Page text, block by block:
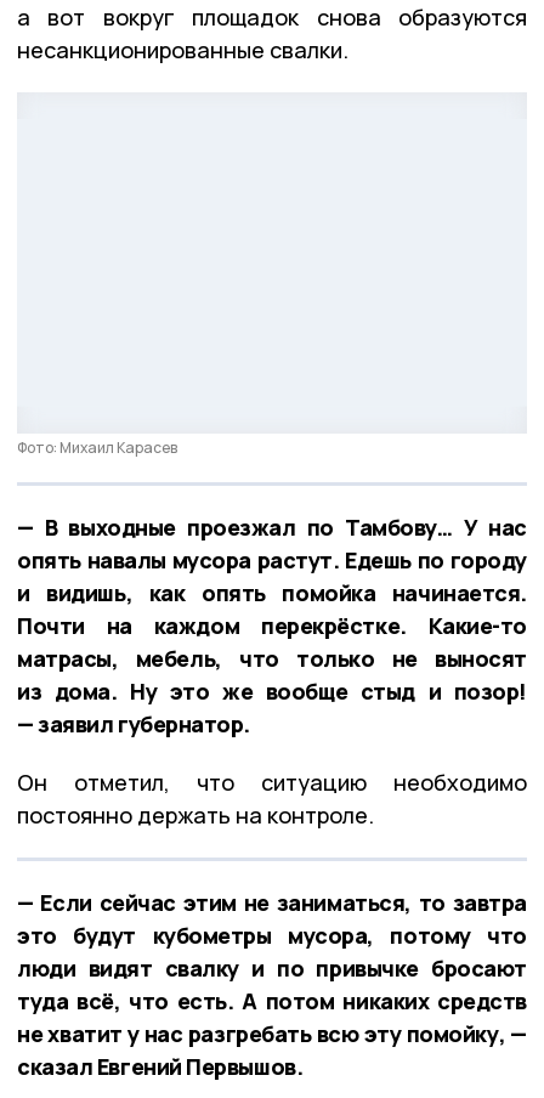
а вот вокруг площадок снова образуются
несанкционированные свалки.
Фото: Михаил Карасев
— В выходные проезжал по Тамбову… У нас
опять навалы мусора растут. Едешь по городу
и видишь, как опять помойка начинается.
Почти на каждом перекрёстке. Какие-то
матрасы, мебель, что только не выносят
из дома. Ну это же вообще стыд и позор!
— заявил губернатор.
Он отметил, что ситуацию необходимо
постоянно держать на контроле.
— Если сейчас этим не заниматься, то завтра
это будут кубометры мусора, потому что
люди видят свалку и по привычке бросают
туда всё, что есть. А потом никаких средств
не хватит у нас разгребать всю эту помойку, —
сказал Евгений Первышов.